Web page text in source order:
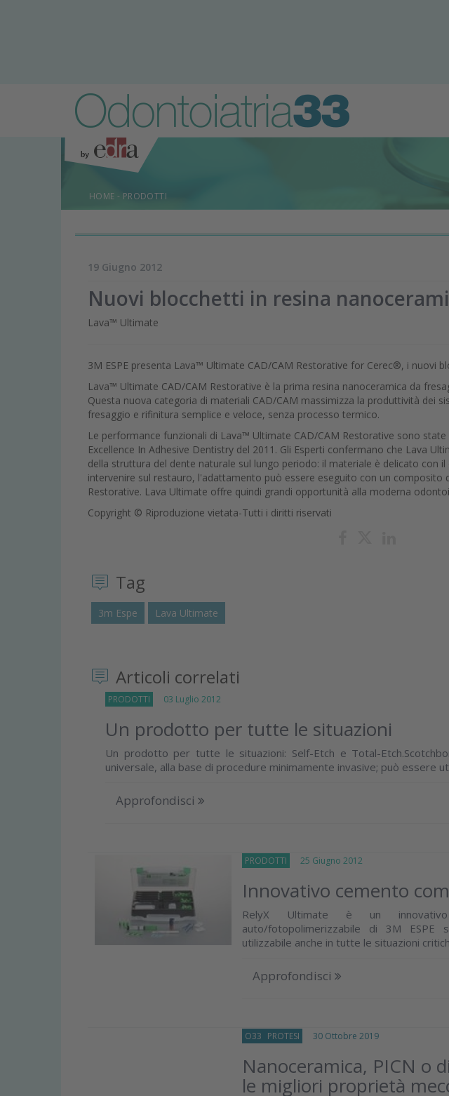
HOME - PRODOTTI
19 Giugno 2012
Nuovi blocchetti in resina
Lava™ Ultimate
3M ESPE presenta Lava™ Ultimate CAD/CAM Restorative for Cerec®, i nuovi
Lava™ Ultimate CAD/CAM Restorative è la prima resina nanoceramica da
Questa nuova categoria di materiali CAD/CAM massimizza la produttività dei
fresaggio e rifinitura semplice e veloce, senza processo termico.
Le performance funzionali di Lava™ Ultimate CAD/CAM Restorative sono
Excellence In Adhesive Dentistry del 2011. Gli Esperti confermano che Lava
della struttura del dente naturale sul lungo periodo: il materiale è delicato con
intervenire sul restauro, l'adattamento può essere eseguito con un composito
Restorative. Lava Ultimate offre quindi grandi opportunità alla moderna
Copyright © Riproduzione vietata-Tutti i diritti riservati
Tag
3m Espe Lava Ultimate
Articoli correlati
PRODOTTI 03 Luglio 2012
Un prodotto per tutte le situazioni
Un prodotto per tutte le situazioni: Self-Etch e Total-
universale, alla base di procedure minimamente invasive; può essere
Approfondisci
PRODOTTI 25 Giugno 2012
Innovativo cemento
RelyX Ultimate è un
auto/fotopolimerizzabile di 3M ESPE
utilizzabile anche in tutte le situazioni
Approfondisci
O33 PROTESI 30 Ottobre 2019
Nanoceramica, PICN o
le migliori proprietà